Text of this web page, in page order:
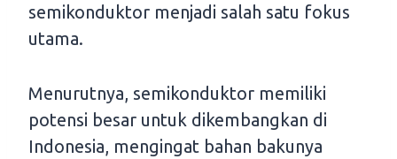
semikonduktor menjadi salah satu fokus
utama.
Menurutnya, semikonduktor memiliki
potensi besar untuk dikembangkan di
Indonesia, mengingat bahan bakunya